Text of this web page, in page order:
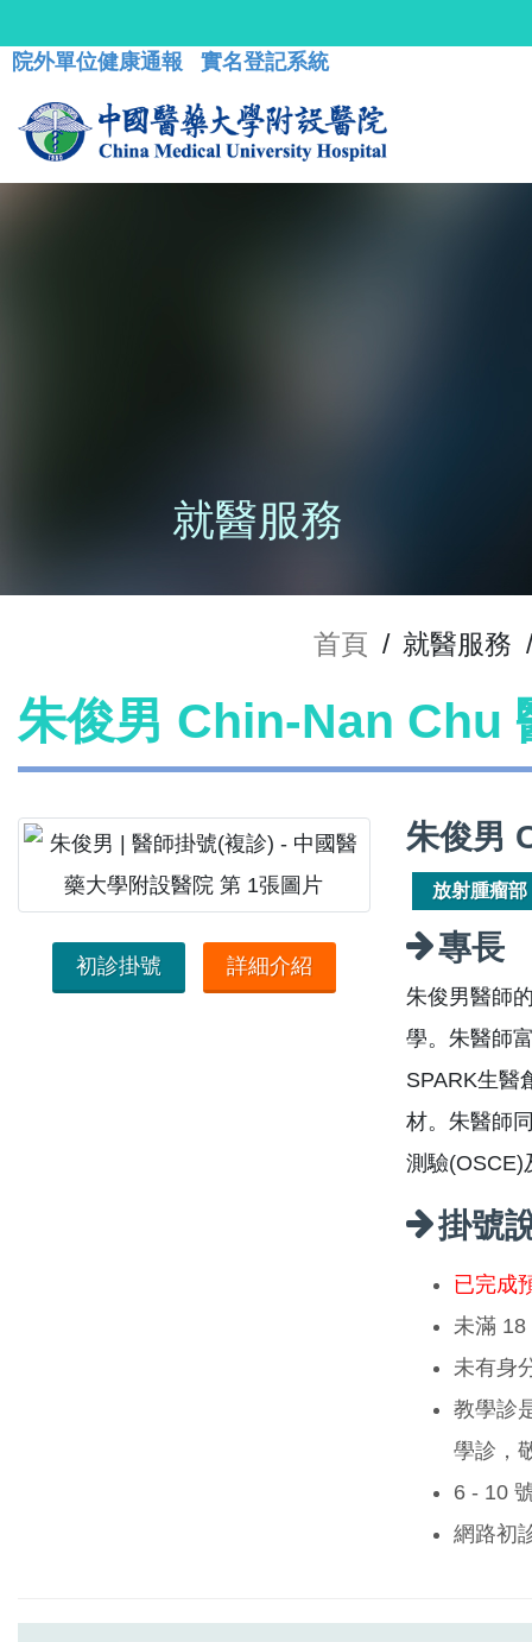
院外單位健康通報 實名登記系統
就醫服務
首頁 / 就醫服務 /
朱俊男 Chin-Nan Chu
初診掛號 詳細介紹
朱俊男
放射腫瘤部
專長
朱俊男醫師
學。朱醫師
SPARK生醫
材。朱醫師
測驗(OSCE)
掛號
已完成
未滿 18
未有身
教學診
學診，
6 - 10
網路初